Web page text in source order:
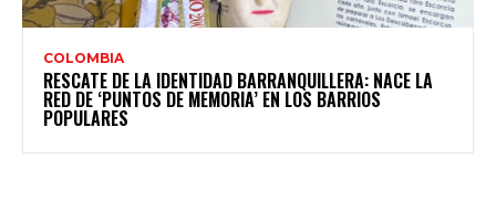
COLOMBIA
RESCATE DE LA IDENTIDAD BARRANQUILLERA: NACE LA
RED DE ‘PUNTOS DE MEMORIA’ EN LOS BARRIOS
POPULARES